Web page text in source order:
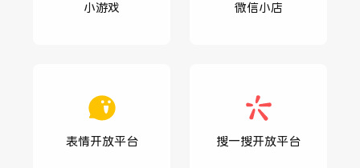
小游戏 微信小店
表情开放平台 搜一搜开放平台